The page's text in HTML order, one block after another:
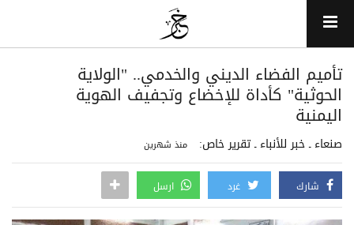
تأميم الفضاء الديني والخدمي.. "الولاية
الحوثية" كأداة للإخضاع وتجفيف الهوية
اليمنية
صنعاء ـ خبر للأنباء ـ تقرير خاص: منذ شهرين
شارك غرد ارسل